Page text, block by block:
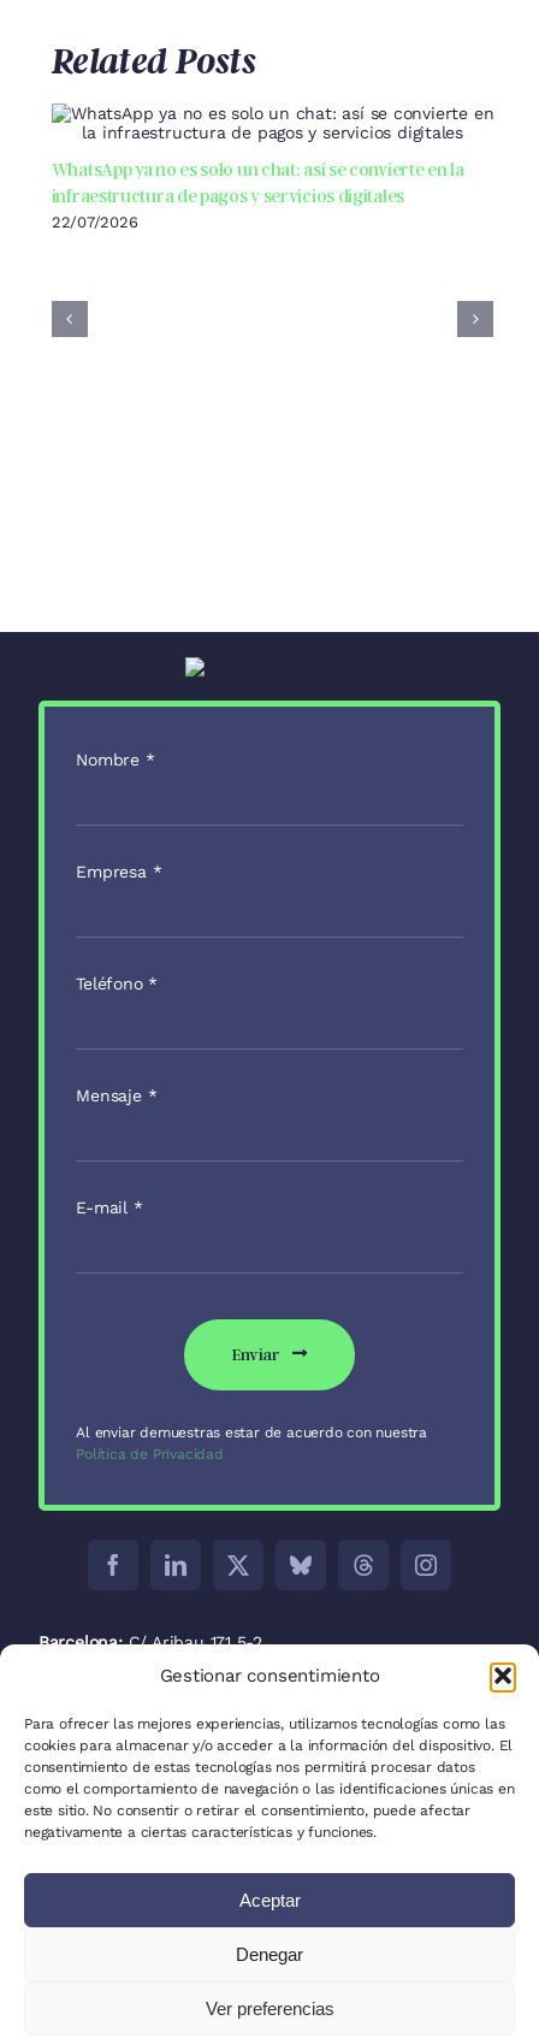
Gestionar consentimiento
Para ofrecer las mejores experiencias, utilizamos tecnologías como las
cookies para almacenar y/o acceder a la información del dispositivo. El
consentimiento de estas tecnologías nos permitirá procesar datos
como el comportamiento de navegación o las identificaciones únicas en
este sitio. No consentir o retirar el consentimiento, puede afectar
negativamente a ciertas características y funciones.
Aceptar
Denegar
Ver preferencias
Related Posts
WhatsApp ya no es solo un chat: así se convierte en la
infraestructura de pagos y servicios digitales
22/07/2026
Nombre *
Empresa *
Teléfono *
Mensaje *
E-mail *
Enviar
Al enviar demuestras estar de acuerdo con nuestra
Política de Privacidad
Barcelona:C/ Aribau 171 5-2
C/ José Abascal, 41, 28003
La Plata: C/ 53 entre 8 y 9 nº 680
Política de privacidad
Política de cookies (UE)
Mapa del sitio
Escribe para nosotros
© 2025 - 2026• Todos los derechos reservados